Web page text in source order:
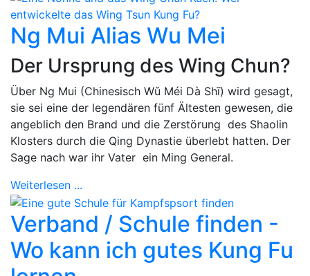
Ng Mui Alias Wu Mei
Der Ursprung des Wing Chun?
Über Ng Mui (Chinesisch Wǔ Méi Dà Shī) wird gesagt,
sie sei eine der legendären fünf Ältesten gewesen, die
angeblich den Brand und die Zerstörung des Shaolin
Klosters durch die Qing Dynastie überlebt hatten. Der
Sage nach war ihr Vater ein Ming General.
Weiterlesen ...
Verband / Schule finden -
Wo kann ich gutes Kung Fu